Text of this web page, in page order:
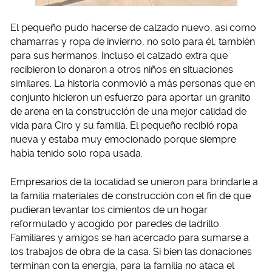
El pequeño pudo hacerse de calzado nuevo, así como
chamarras y ropa de invierno, no solo para él, también
para sus hermanos. Incluso el calzado extra que
recibieron lo donaron a otros niños en situaciones
similares. La historia conmovió a más personas que en
conjunto hicieron un esfuerzo para aportar un granito
de arena en la construcción de una mejor calidad de
vida para Ciro y su familia. El pequeño recibió ropa
nueva y estaba muy emocionado porque siempre
había tenido solo ropa usada.
Empresarios de la localidad se unieron para brindarle a
la familia materiales de construcción con el fin de que
pudieran levantar los cimientos de un hogar
reformulado y acogido por paredes de ladrillo.
Familiares y amigos se han acercado para sumarse a
los trabajos de obra de la casa. Si bien las donaciones
terminan con la energía, para la familia no ataca el